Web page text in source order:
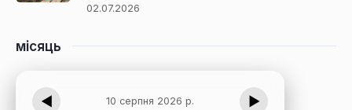
02.07.2026
місяць
◀ 10 серпня 2026 р. ▶